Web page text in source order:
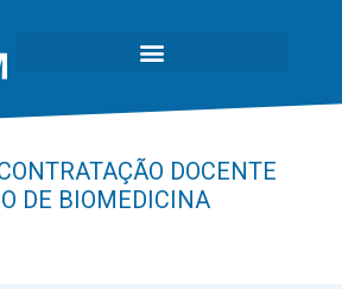
DOCENTE
DE BIOMEDICINA